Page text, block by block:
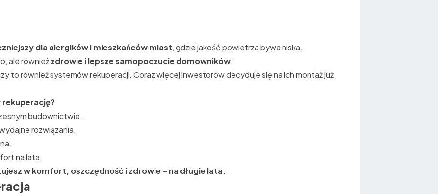
dla alergików i mieszkańców miast, gdzie jakość powietrza bywa niska.
ale równieżzdrowie i lepsze samopoczucie domowników.
to również systemów rekuperacji. Coraz więcej inwestorów decyduje się na ich montaż już
budownictwie.
rozwiązania.
na lata.
w komfort, oszczędność i zdrowie – na długie lata.